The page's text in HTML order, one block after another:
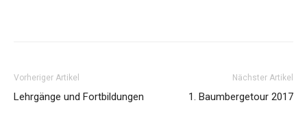
Vorheriger Artikel
Lehrgänge und Fortbildungen
Nächster Artikel
1. Baumbergetour 2017